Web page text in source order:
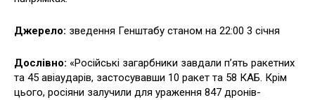
Джерело: зведення Генштабу станом на 22:00 3 січня
Дослівно: «Російські загарбники завдали п’ять ракетних
та 45 авіаударів, застосувавши 10 ракет та 58 КАБ. Крім
цього, росіяни залучили для ураження 847 дронів-